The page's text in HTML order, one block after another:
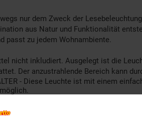
nur dem Zweck der
aus Natur und Funktionalität
passt zu jedem Wohnambiente.
nicht inkludiert. Ausgelegt ist die
Der anzustrahlende Bereich kann
- Diese Leuchte ist mit einem
Optimal für größere oder verwinkelte